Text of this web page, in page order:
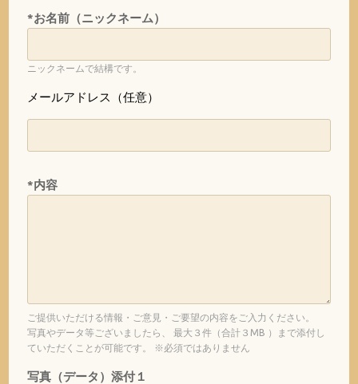
*お名前（ニックネーム）
ニックネームで結構です。
メールアドレス（任意）
*内容
ご提供いただける情報・ご意見・ご要望の内容をご入力ください。
写真やデータ等ございましたら、 最大３件（合計３MB ）まで添付し
ていただくことが可能です。 ※必須ではありません
写真（データ）添付１